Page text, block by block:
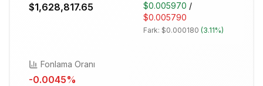
$1,628,817.65
$0.005970 /
$0.005790
Fark: $0.000180 (3.11%)
Fonlama Oranı
-0.0045%